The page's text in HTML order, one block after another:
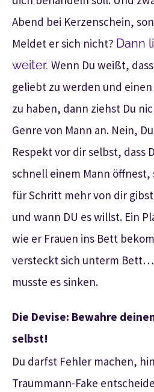
Abend bei Kerzenschein,
Meldet er sich nicht? Dann
weiter. Wenn Du weißt,
geliebt zu werden und
zu haben, dann ziehst Du
Genre von Mann an. Nein,
Respekt vor dir selbst, dass
schnell einem Mann
für Schritt mehr von dir
und wann DU es willst. Ein
wie er Frauen ins Bett
versteckt sich unterm
musste es sinken.
Die Devise: Bewahre
selbst!
Du darfst Fehler machen,
Traummann-Fake